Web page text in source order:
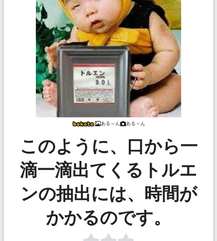
ある～ん ある～ん
このように、口から一
滴一滴出てくるトルエ
ンの抽出には、時間が
かかるのです。